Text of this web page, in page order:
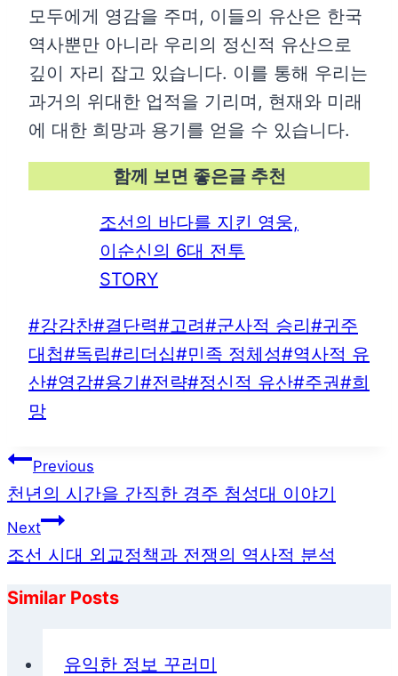
모두에게 영감을 주며, 이들의 유산은 한국
역사뿐만 아니라 우리의 정신적 유산으로
깊이 자리 잡고 있습니다. 이를 통해 우리는
과거의 위대한 업적을 기리며, 현재와 미래
에 대한 희망과 용기를 얻을 수 있습니다.
함께 보면 좋은글 추천
조선의 바다를 지킨 영웅,
이순신의 6대 전투
STORY
Post
Tags:
#강감찬#결단력#고려#군사적 승리#귀주
대첩#독립#리더십#민족 정체성#역사적 유
산#영감#용기#전략#정신적 유산#주권#희
망
글
탐
Previous
천년의 시간을 간직한 경주 첨성대 이야기
Next
조선 시대 외교정책과 전쟁의 역사적 분석
Similar Posts
유익한 정보 꾸러미